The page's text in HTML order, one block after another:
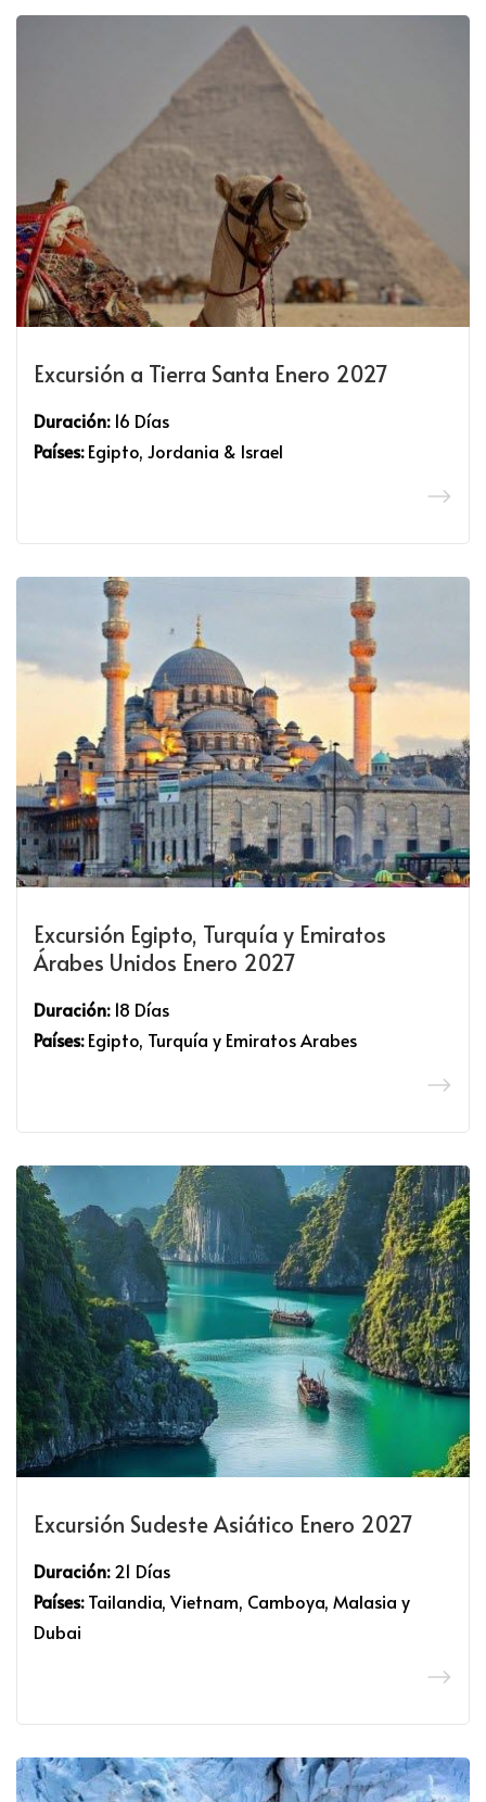
Excursión a Tierra Santa Enero 2027
Duración:16 Días
Países:Egipto, Jordania & Israel
Excursión Egipto, Turquía y Emiratos
Árabes Unidos Enero 2027
Duración:18 Días
Países:Egipto, Turquía y Emiratos Arabes
Excursión Sudeste Asiático Enero 2027
Duración:21 Días
Países:Tailandia, Vietnam, Camboya, Malasia y
Dubai